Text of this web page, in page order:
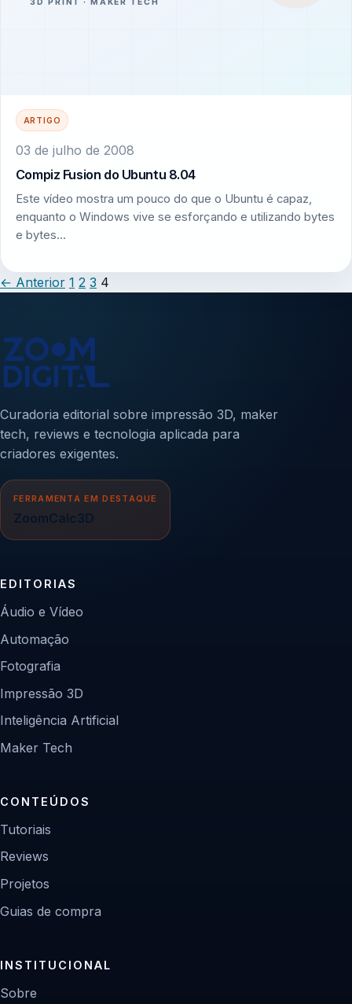
ARTIGO
03 de julho de 2008
Compiz Fusion do Ubuntu 8.04
Este vídeo mostra um pouco do que o Ubuntu é capaz,
enquanto o Windows vive se esforçando e utilizando bytes
e bytes…
← Anterior 1 2 3 4
Curadoria editorial sobre impressão 3D, maker
tech, reviews e tecnologia aplicada para
criadores exigentes.
FERRAMENTA EM DESTAQUE
ZoomCalc3D
EDITORIAS
Áudio e Vídeo
Automação
Fotografia
Impressão 3D
Inteligência Artificial
Maker Tech
CONTEÚDOS
Tutoriais
Reviews
Projetos
Guias de compra
INSTITUCIONAL
Sobre